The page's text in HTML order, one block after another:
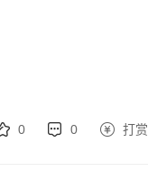
0 0 打赏